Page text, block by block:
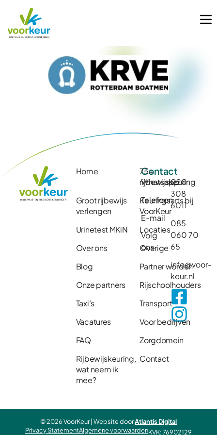
Home
75+
rijbewijskeuring
Groot rijbewijs
verlengen
Keuringsarts bij
VoorKeur
Urinetest MKiN
Locaties
Over ons
Overige
Blog
Partner worden
Onze partners
Rijschoolhouders
Taxi’s
Transport
Vacatures
Voor bedrijven
FAQ
Zorgdomein
Rijbewijskeuring,
wat neem ik
mee?
Contact
Contact
Whatsapp
Telefoon
E-mail
Volg
ons
020
308
6011
085
060 70
65
info@voor-
keur.nl
© 2026 VoorKeur | Website doorAtlantis Digital
Privacy StatementAlgemene voorwaardenKVK: 76902129